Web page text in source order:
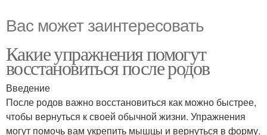
Вас может заинтересовать
Какие упражнения помогут
восстановиться после родов
Введение
После родов важно восстановиться как можно быстрее,
чтобы вернуться к своей обычной жизни. Упражнения
могут помочь вам укрепить мышцы и вернуться в форму.